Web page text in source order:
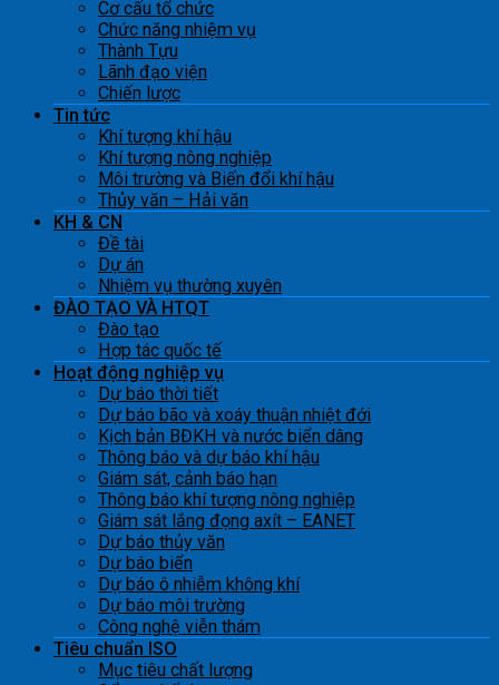
Cơ cấu tổ chức
Chức năng nhiệm vụ
Thành Tựu
Lãnh đạo viện
Chiến lược
Tin tức
Khí tượng khí hậu
Khí tượng nông nghiệp
Môi trường và Biến đổi khí hậu
Thủy văn – Hải văn
KH & CN
Đề tài
Dự án
Nhiệm vụ thường xuyên
ĐÀO TẠO VÀ HTQT
Đào tạo
Hợp tác quốc tế
Hoạt động nghiệp vụ
Dự báo thời tiết
Dự báo bão và xoáy thuận nhiệt đới
Kịch bản BĐKH và nước biển dâng
Thông báo và dự báo khí hậu
Giám sát, cảnh báo hạn
Thông báo khí tượng nông nghiệp
Giám sát lắng đọng axít – EANET
Dự báo thủy văn
Dự báo biển
Dự báo ô nhiễm không khí
Dự báo môi trường
Công nghệ viễn thám
Tiêu chuẩn ISO
Mục tiêu chất lượng